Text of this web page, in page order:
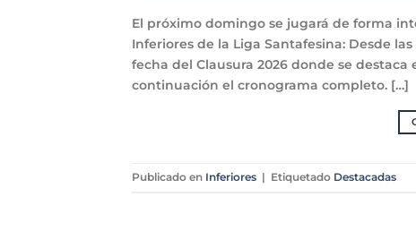
El próximo domingo se jugará de forma
Inferiores de la Liga Santafesina: Desde
fecha del Clausura 2026 donde se
continuación el cronograma completo. […]
Publicado en Inferiores | Etiquetado Destacadas